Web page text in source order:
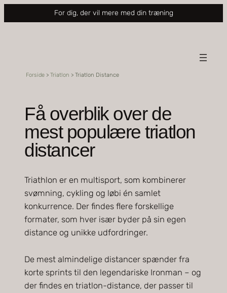
til
For dig, der vil mere med din træning
Forside> Triatlon > Triatlon Distance
Få overblik over de
mest populære triatlon
distancer
Triathlon er en multisport, som kombinerer
svømning, cykling og løbi én samlet
konkurrence. Der findes flere forskellige
formater, som hver især byder på sin egen
distance og unikke udfordringer.
De mest almindelige distancer spænder fra
korte sprints til den legendariske Ironman – og
der findes en triatlon-distance, der passer til